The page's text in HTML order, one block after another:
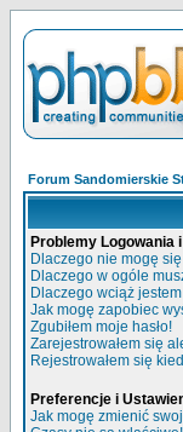
Forum Sandomierskie
Problemy Logowania
Dlaczego nie mogę
Dlaczego w ogóle
Dlaczego wciąż
Jak mogę zapobiec
Zgubiłem moje hasło!
Zarejestrowałem się
Rejestrowałem się
Preferencje i
Jak mogę zmienić